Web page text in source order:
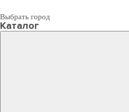
Выбрать город
Каталог